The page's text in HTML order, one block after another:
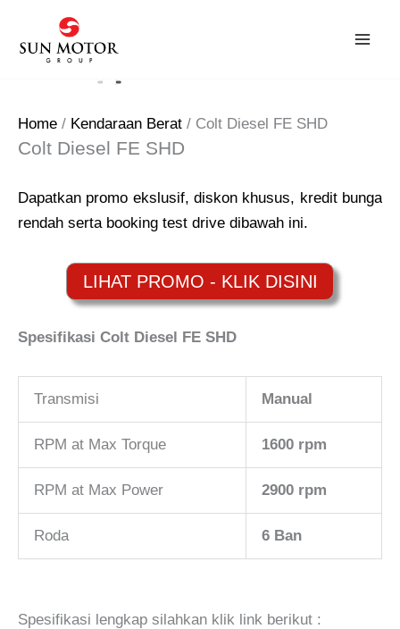
content
Home / Kendaraan Berat / Colt Diesel FE SHD
Colt Diesel FE SHD
Dapatkan promo ekslusif, diskon khusus, kredit bunga
rendah serta booking test drive dibawah ini.
Spesifikasi Colt Diesel FE SHD
Transmisi Manual
RPM at Max Torque 1600 rpm
RPM at Max Power 2900 rpm
Roda 6 Ban
Spesifikasi lengkap silahkan klik link berikut :